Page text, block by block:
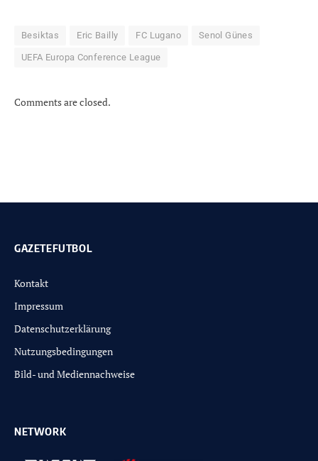
Besiktas Eric Bailly FC Lugano Senol Günes
UEFA Europa Conference League
Comments are closed.
GAZETEFUTBOL
Kontakt
Impressum
Datenschutzerklärung
Nutzungsbedingungen
Bild- und Mediennachweise
NETWORK